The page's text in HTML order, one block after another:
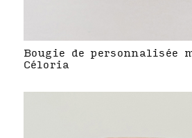
Bougie de personnalisée
Céloria